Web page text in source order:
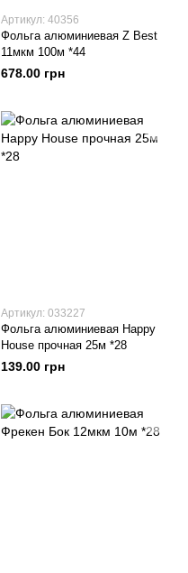
Артикул: 40356
Фольга алюминиевая Z Best
11мкм 100м *44
678.00 грн
Артикул: 033227
Фольга алюминиевая Happy
House прочная 25м *28
139.00 грн